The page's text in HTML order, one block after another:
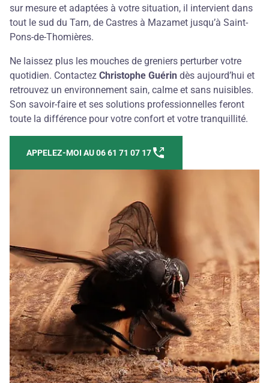
sur mesure et adaptées à votre situation, il intervient dans
tout le sud du Tarn, de Castres à Mazamet jusqu’à Saint-
Pons-de-Thomières.
Ne laissez plus les mouches de greniers perturber votre
quotidien. Contactez Christophe Guérin dès aujourd’hui et
retrouvez un environnement sain, calme et sans nuisibles.
Son savoir-faire et ses solutions professionnelles feront
toute la différence pour votre confort et votre tranquillité.
APPELEZ-MOI AU 06 61 71 07 17